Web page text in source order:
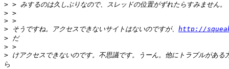
>
>
>
> そうですね。アクセスできないサイトはないのですが、 http://
>
>
>
ら